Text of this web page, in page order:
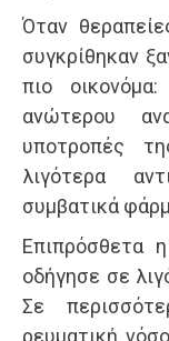
Όταν
συγκρίθηκαν
πιο
ανώτερου
υποτροπές
λιγότερα
συμβατικά
Επιπρόσθετα
οδήγησε σε
Σε
ρευματική